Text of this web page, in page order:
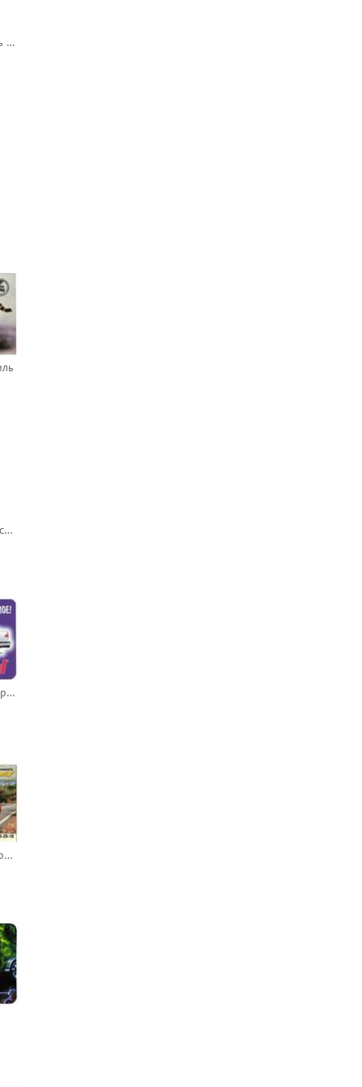
Выбирайте скорость с учётом погодных условий
Не превышай скорость!
Антикор Testyl. Не превратись в ископаемое!
СТО «Iнтер-Авто-Сервiс» - ТОВ «Тангiр»